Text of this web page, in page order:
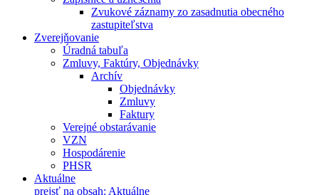
Zvukové záznamy zo zasadnutia obecného
zastupiteľstva
Zverejňovanie
Úradná tabuľa
Zmluvy, Faktúry, Objednávky
Archív
Objednávky
Zmluvy
Faktury
Verejné obstarávanie
VZN
Hospodárenie
PHSR
Aktuálne
prejsť na obsah: Aktuálne